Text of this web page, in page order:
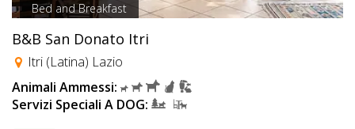
Bed and Breakfast
B&B San Donato Itri
Itri (Latina) Lazio
Animali Ammessi:
Servizi Speciali A DOG: